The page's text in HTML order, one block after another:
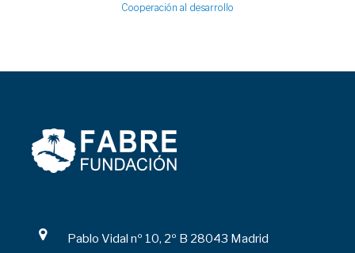
Cooperación al desarrollo
Pablo Vidal nº 10, 2º B 28043 Madrid